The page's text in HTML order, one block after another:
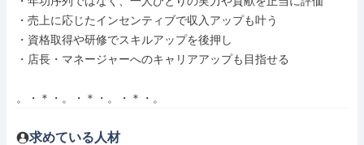
・売上に応じたインセンティブで収入アップも叶う
・資格取得や研修でスキルアップを後押し
・店長・マネージャーへのキャリアアップも目指せる
。・＊・。・＊・。・＊・。
求めている人材